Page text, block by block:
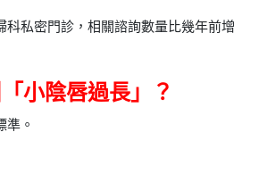
科私密門診，相關諮詢數量比幾年前增
小陰唇過長」？
準。